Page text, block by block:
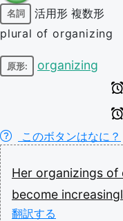
名詞 活用形 複数形
plural of organizing
原形: organizing
このボタンはなに？
Her organizings of
become
翻訳する